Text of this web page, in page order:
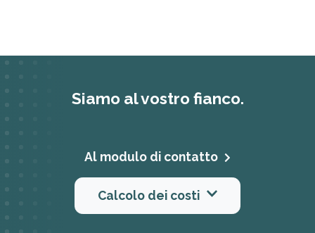
Siamo al vostro fianco.
Al modulo di contatto
Calcolo dei costi